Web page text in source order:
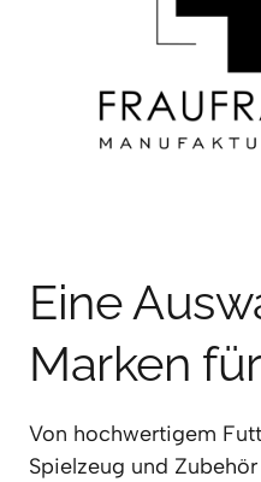
Eine
Marken
Von hochwertigem
Spielzeug und